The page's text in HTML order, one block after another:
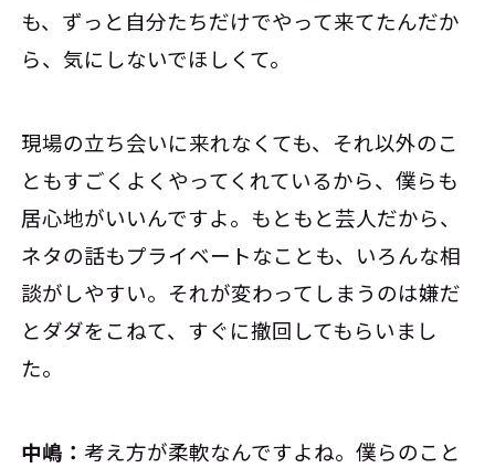
も、ずっと自分たちだけでやって来てたんだか
ら、気にしないでほしくて。
現場の立ち会いに来れなくても、それ以外のこ
ともすごくよくやってくれているから、僕らも
居心地がいいんですよ。もともと芸人だから、
ネタの話もプライベートなことも、いろんな相
談がしやすい。それが変わってしまうのは嫌だ
とダダをこねて、すぐに撤回してもらいまし
た。
中嶋： 考え方が柔軟なんですよね。僕らのこと